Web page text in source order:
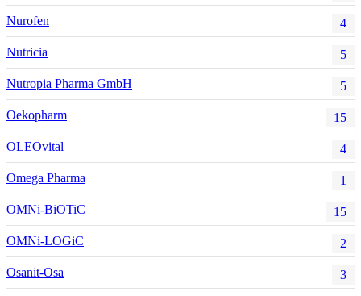
Nurofen 4
Nutricia 5
Nutropia Pharma GmbH 5
Oekopharm 15
OLEOvital 4
Omega Pharma 1
OMNi-BiOTiC 15
OMNi-LOGiC 2
Osanit-Osa 3